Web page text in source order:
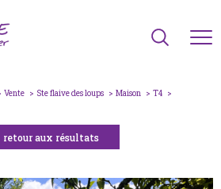
Vente Ste flaive des loups Maison
T4
retour aux résultats